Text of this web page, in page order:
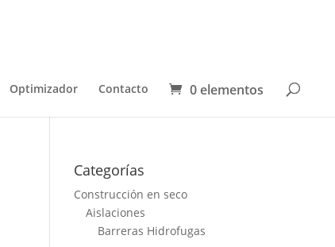
Optimizador Contacto 0 elementos
Categorías
Construcción en seco
Aislaciones
Barreras Hidrofugas